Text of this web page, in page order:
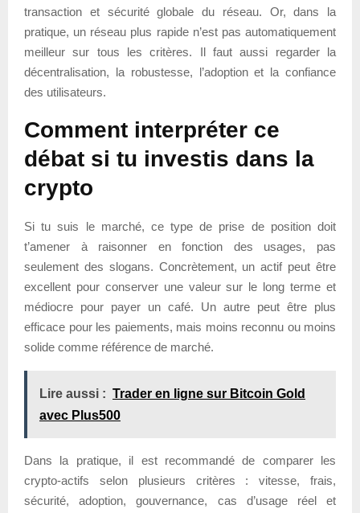
transaction et sécurité globale du réseau. Or, dans la
pratique, un réseau plus rapide n’est pas automatiquement
meilleur sur tous les critères. Il faut aussi regarder la
décentralisation, la robustesse, l’adoption et la confiance
des utilisateurs.
Comment interpréter ce
débat si tu investis dans la
crypto
Si tu suis le marché, ce type de prise de position doit
t’amener à raisonner en fonction des usages, pas
seulement des slogans. Concrètement, un actif peut être
excellent pour conserver une valeur sur le long terme et
médiocre pour payer un café. Un autre peut être plus
efficace pour les paiements, mais moins reconnu ou moins
solide comme référence de marché.
Lire aussi : Trader en ligne sur Bitcoin Gold
avec Plus500
Dans la pratique, il est recommandé de comparer les
crypto-actifs selon plusieurs critères : vitesse, frais,
sécurité, adoption, gouvernance, cas d’usage réel et